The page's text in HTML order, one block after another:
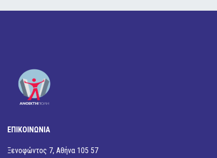
ΕΠΙΚΟΙΝΩΝΙΑ
Ξενοφώντος 7, Αθήνα 105 57